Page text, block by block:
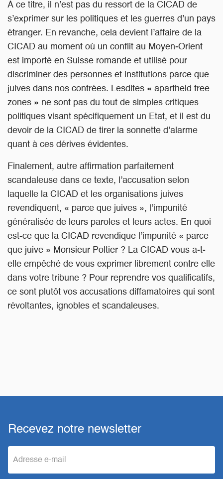
À ce titre, il n’est pas du ressort de la CICAD de
s’exprimer sur les politiques et les guerres d’un pays
étranger. En revanche, cela devient l’affaire de la
CICAD au moment où un conflit au Moyen-Orient
est importé en Suisse romande et utilisé pour
discriminer des personnes et institutions parce que
juives dans nos contrées. Lesdites « apartheid free
zones » ne sont pas du tout de simples critiques
politiques visant spécifiquement un Etat, et il est du
devoir de la CICAD de tirer la sonnette d’alarme
quant à ces dérives évidentes.
Finalement, autre affirmation parfaitement
scandaleuse dans ce texte, l’accusation selon
laquelle la CICAD et les organisations juives
revendiquent, « parce que juives », l’impunité
généralisée de leurs paroles et leurs actes. En quoi
est-ce que la CICAD revendique l’impunité « parce
que juive » Monsieur Poltier ? La CICAD vous a-t-
elle empêché de vous exprimer librement contre elle
dans votre tribune ? Pour reprendre vos qualificatifs,
ce sont plutôt vos accusations diffamatoires qui sont
révoltantes, ignobles et scandaleuses.
Recevez notre newsletter